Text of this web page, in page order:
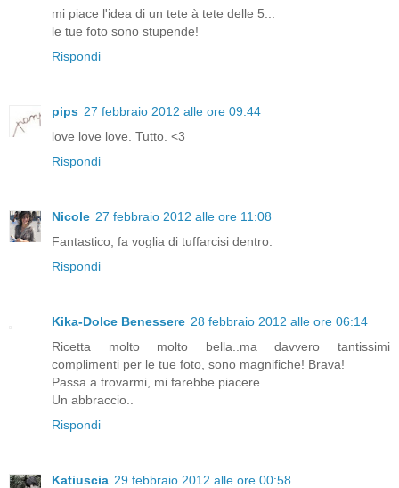
mi piace l'idea di un tete à tete delle 5...
le tue foto sono stupende!
Rispondi
pips 27 febbraio 2012 alle ore 09:44
love love love. Tutto. <3
Rispondi
Nicole 27 febbraio 2012 alle ore 11:08
Fantastico, fa voglia di tuffarcisi dentro.
Rispondi
Kika-Dolce Benessere 28 febbraio 2012 alle ore 06:14
Ricetta molto molto bella..ma davvero tantissimi
complimenti per le tue foto, sono magnifiche! Brava!
Passa a trovarmi, mi farebbe piacere..
Un abbraccio..
Rispondi
Katiuscia 29 febbraio 2012 alle ore 00:58